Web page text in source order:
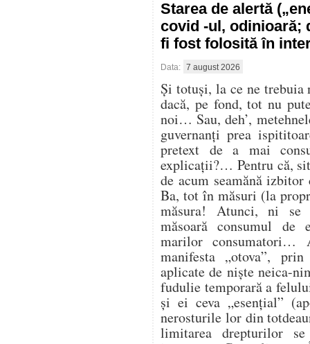
Starea de alertă
covid -ul, odinioară;
fi fost folosită în
Data: 7 august 2026
Și totuși, la ce ne trebuia
dacă, pe fond, tot nu
noi… Sau, deh’,
guvernanți prea
pretext de a mai
explicații?… Pentru că,
de acum seamănă
Ba, tot în măsuri (la
măsura! Atunci, ni se
măsoară consumul de
marilor consumatori…
manifesta „otova”,
aplicate de niște neica-
fudulie temporară a
și ei ceva „esențial”
nerosturile lor din
limitarea drepturilor